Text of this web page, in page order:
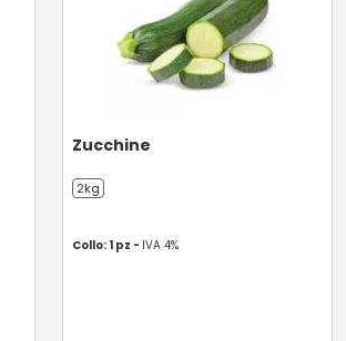
Zucchine
2kg
Collo: 1 pz - IVA 4%